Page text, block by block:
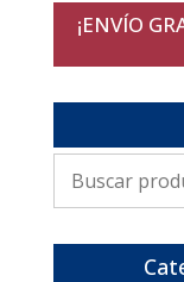
¡ENVÍO
por: